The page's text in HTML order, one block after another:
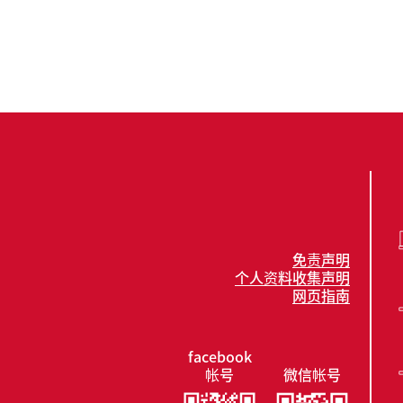
免责声明
个人资料收集声明
网页指南
facebook
帐号
微信帐号